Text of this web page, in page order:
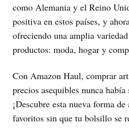
como Alemania y el Reino
positiva en estos países, y
ofreciendo una amplia
productos: moda, hogar y
Con Amazon Haul, comprar
precios asequibles nunca
¡Descubre esta nueva forma
favoritos sin que tu bolsillo se